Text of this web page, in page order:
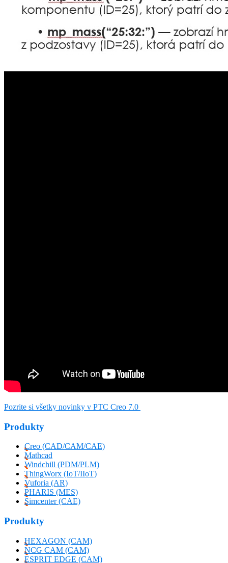
Pozrite si všetky novinky v PTC Creo 7.0
Produkty
Creo (CAD/CAM/CAE)
Mathcad
Windchill (PDM/PLM)
ThingWorx (IoT/IIoT)
Vuforia (AR)
PHARIS (MES)
Simcenter (CAE)
Produkty
HEXAGON (CAM)
NCG CAM (CAM)
ESPRIT EDGE (CAM)